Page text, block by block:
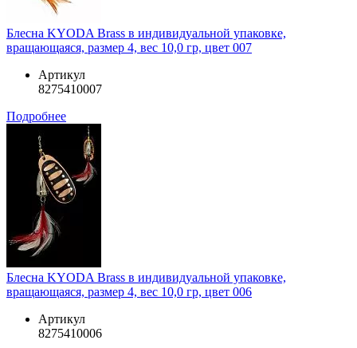
Блесна KYODA Brass в индивидуальной упаковке,
вращающаяся, размер 4, вес 10,0 гр, цвет 007
Артикул
8275410007
Подробнее
Блесна KYODA Brass в индивидуальной упаковке,
вращающаяся, размер 4, вес 10,0 гр, цвет 006
Артикул
8275410006